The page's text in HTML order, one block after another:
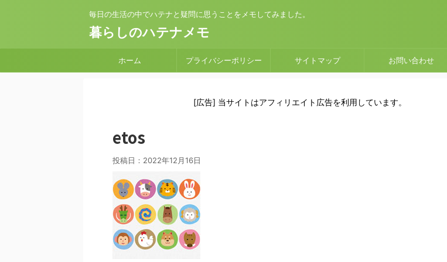
毎日の生活の中でハテナと疑問に思うことをメモしてみました。
暮らしのハテナメモ
ホーム プライバシーポリシー サイトマップ お問い合わせ
[広告] 当サイトはアフィリエイト広告を利用しています。
etos
投稿日： 2022年12月16日